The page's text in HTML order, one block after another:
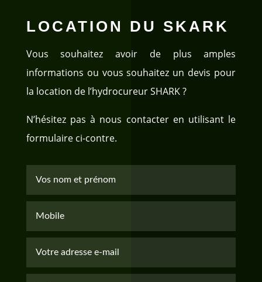
LOCATION DU SKARK
Vous souhaitez avoir de plus amples
informations ou vous souhaitez un devis pour
la location de l’hydrocureur SHARK ?
N’hésitez pas à nous contacter en utilisant le
formulaire ci-contre.